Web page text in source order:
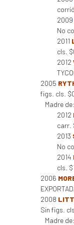
2009
No
2011
cls.
2012
2005
figs. cls.
Madre de:
2012
carr.
2013
No
2014
cls.
2006
2008
Sin figs.
Madre de: